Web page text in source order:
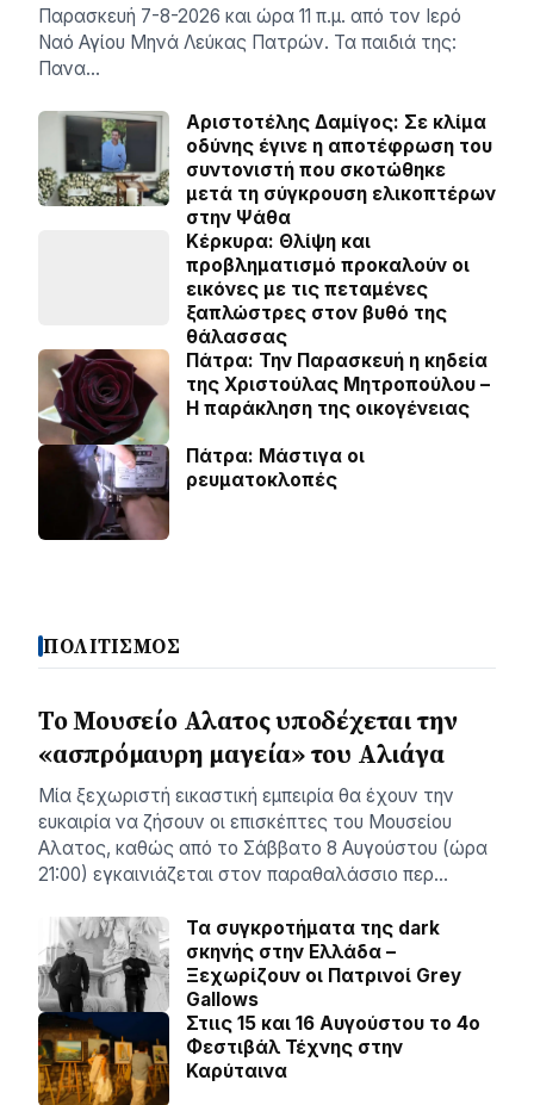
Παρασκευή 7-8-2026 και ώρα 11 π.μ. από τον Ιερό
Ναό Αγίου Μηνά Λεύκας Πατρών. Τα παιδιά της:
Πανα…
Αριστοτέλης Δαμίγος: Σε κλίμα
οδύνης έγινε η αποτέφρωση του
συντονιστή που σκοτώθηκε
μετά τη σύγκρουση ελικοπτέρων
στην Ψάθα
Κέρκυρα: Θλίψη και
προβληματισμό προκαλούν οι
εικόνες με τις πεταμένες
ξαπλώστρες στον βυθό της
θάλασσας
Πάτρα: Την Παρασκευή η κηδεία
της Χριστούλας Μητροπούλου –
Η παράκληση της οικογένειας
Πάτρα: Μάστιγα οι
ρευµατοκλοπές
ΠΟΛΙΤΙΣΜΟΣ
Το Μουσείο Αλατος υποδέχεται την
«ασπρόμαυρη μαγεία» του Αλιάγα
Μία ξεχωριστή εικαστική εμπειρία θα έχουν την
ευκαιρία να ζήσουν οι επισκέπτες του Μουσείου
Αλατος, καθώς από το Σάββατο 8 Αυγούστου (ώρα
21:00) εγκαινιάζεται στον παραθαλάσσιο περ…
Τα συγκροτήματα της dark
σκηνής στην Ελλάδα –
Ξεχωρίζουν οι Πατρινοί Grey
Gallows
Στιις 15 και 16 Αυγούστου το 4ο
Φεστιβάλ Τέχνης στην
Καρύταινα